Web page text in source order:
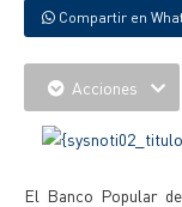
Compartir en
Acciones
El Banco Popular